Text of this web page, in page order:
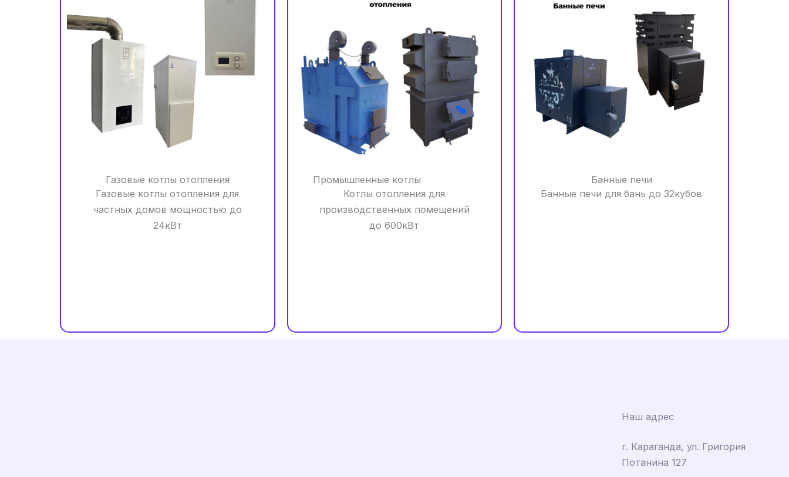
Газовые котлы отопления
Газовые котлы отопления для
частных домов мощностью до
24кВт
Промышленные котлы
Котлы отопления для
производственных помещений
до 600кВт
Банные печи
Банные печи для бань до 32кубов
Наш адрес
г. Караганда, ул. Григория
Потанина 127